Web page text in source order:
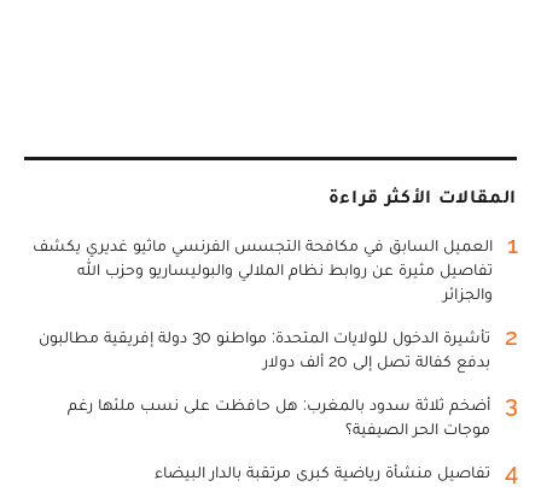
المقالات الأكثر قراءة
1
العميل السابق في مكافحة التجسس الفرنسي ماثيو غديري يكشف
تفاصيل مثيرة عن روابط نظام الملالي والبوليساريو وحزب الله
والجزائر
2
تأشيرة الدخول للولايات المتحدة: مواطنو 30 دولة إفريقية مطالبون
بدفع كفالة تصل إلى 20 ألف دولار
3
أضخم ثلاثة سدود بالمغرب: هل حافظت على نسب ملئها رغم
موجات الحر الصيفية؟
4 تفاصيل منشأة رياضية كبرى مرتقبة بالدار البيضاء